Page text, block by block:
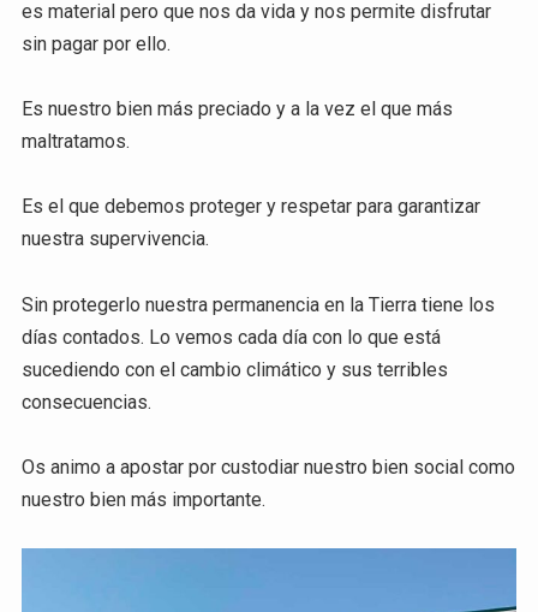
es material pero que nos da vida y nos permite disfrutar
sin pagar por ello.
Es nuestro bien más preciado y a la vez el que más
maltratamos.
Es el que debemos proteger y respetar para garantizar
nuestra supervivencia.
Sin protegerlo nuestra permanencia en la Tierra tiene los
días contados. Lo vemos cada día con lo que está
sucediendo con el cambio climático y sus terribles
consecuencias.
Os animo a apostar por custodiar nuestro bien social como
nuestro bien más importante.